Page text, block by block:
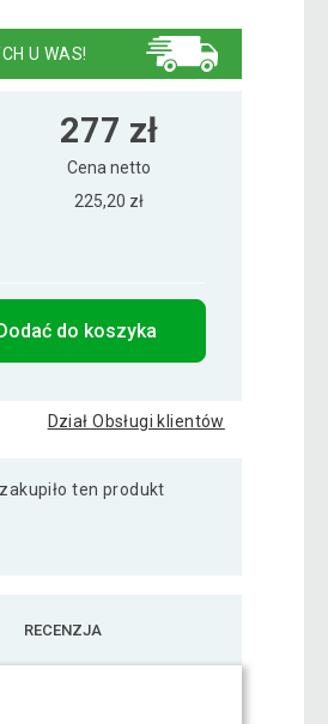
U WAS!
277 zł
Cena netto
225,20 zł
do koszyka
Dział Obsługi klientów
ten produkt
RECENZJA